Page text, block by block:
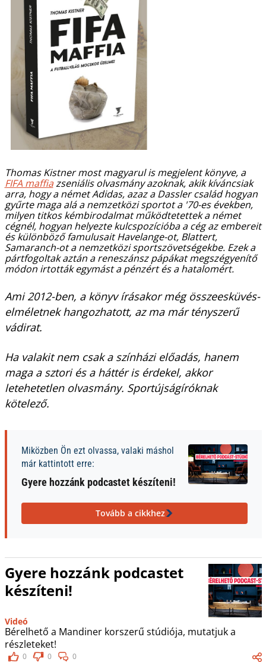
Thomas Kistner most magyarul is megjelent könyve, a
FIFA maffiazseniális olvasmány azoknak, akik kíváncsiak
arra, hogy a német Adidas, azaz a Dassler család hogyan
gyűrte maga alá a nemzetközi sportot a '70-es években,
milyen titkos kémbirodalmat működtetettek a német
cégnél, hogyan helyezte kulcspozícióba a cég az embereit
és különböző famulusaitHavelange-ot, Blattert,
Samaranch-ota nemzetközi sportszövetségekbe. Ezek a
pártfogoltak aztán a reneszánsz pápákat megszégyenítő
módon irtották egymást a pénzért és a hatalomért.
Ami 2012-ben, a könyv írásakor még összeesküvés-
elméletnek hangozhatott, az ma már tényszerű
vádirat.
Ha valakit nem csak a színházi előadás, hanem
maga a sztori és a háttér is érdekel, akkor
letehetetlen olvasmány. Sportújságíróknak
kötelező.
Miközben Ön ezt olvassa, valaki máshol
már kattintott erre:
Gyere hozzánk podcastet készíteni!
Tovább a cikkhez
Gyere hozzánk podcastet
készíteni!
Videó
Bérelhető a Mandiner korszerű stúdiója, mutatjuk a
részleteket!
0 0 0